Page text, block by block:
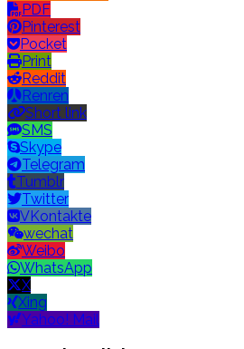
PDF
Pinterest
Pocket
Print
Reddit
Renren
Short link
SMS
Skype
Telegram
Tumblr
Twitter
VKontakte
wechat
Weibo
WhatsApp
X
Xing
Yahoo! Mail